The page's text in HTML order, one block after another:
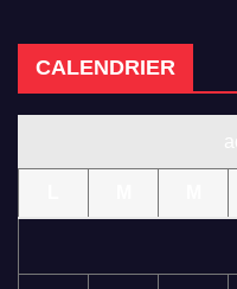
CALENDRIER